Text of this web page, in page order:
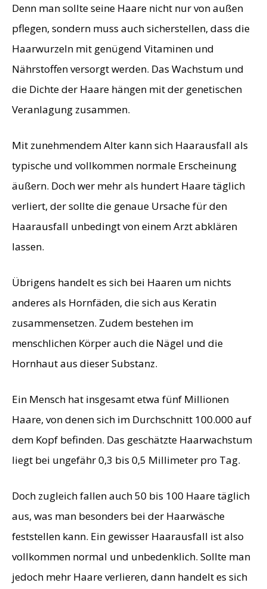
Denn man sollte seine Haare nicht nur von außen
pflegen, sondern muss auch sicherstellen, dass die
Haarwurzeln mit genügend Vitaminen und
Nährstoffen versorgt werden. Das Wachstum und
die Dichte der Haare hängen mit der genetischen
Veranlagung zusammen.
Mit zunehmendem Alter kann sich Haarausfall als
typische und vollkommen normale Erscheinung
äußern. Doch wer mehr als hundert Haare täglich
verliert, der sollte die genaue Ursache für den
Haarausfall unbedingt von einem Arzt abklären
lassen.
Übrigens handelt es sich bei Haaren um nichts
anderes als Hornfäden, die sich aus Keratin
zusammensetzen. Zudem bestehen im
menschlichen Körper auch die Nägel und die
Hornhaut aus dieser Substanz.
Ein Mensch hat insgesamt etwa fünf Millionen
Haare, von denen sich im Durchschnitt 100.000 auf
dem Kopf befinden. Das geschätzte Haarwachstum
liegt bei ungefähr 0,3 bis 0,5 Millimeter pro Tag.
Doch zugleich fallen auch 50 bis 100 Haare täglich
aus, was man besonders bei der Haarwäsche
feststellen kann. Ein gewisser Haarausfall ist also
vollkommen normal und unbedenklich. Sollte man
jedoch mehr Haare verlieren, dann handelt es sich